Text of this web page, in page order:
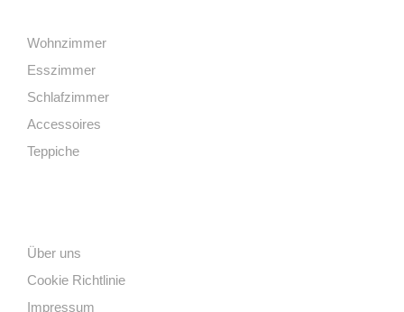
Wohnzimmer
Esszimmer
Schlafzimmer
Accessoires
Teppiche
Über uns
Cookie Richtlinie
Impressum